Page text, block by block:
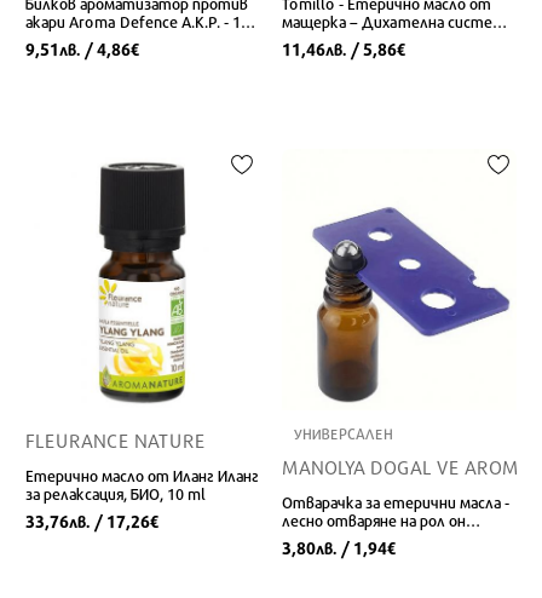
акари Aroma Defence А.К.Р. - 10
броя филтърни торбички с
есенциални масла
9,51лв. / 4,86€
мащерка – Дихaтелна система,
10 ml
11,46лв. / 5,86€
FLEURANCE NATURE
Етерично масло от Иланг Иланг
за релаксация, БИО, 10 ml
33,76лв. / 17,26€
УНИВЕРСАЛЕН
MANOLYA DOGAL VE
Отварачка за етерични масла -
лесно отваряне на рол он
капачки и капкомери от
Manolya Dogal Ve Aromatik
3,80лв. / 1,94€